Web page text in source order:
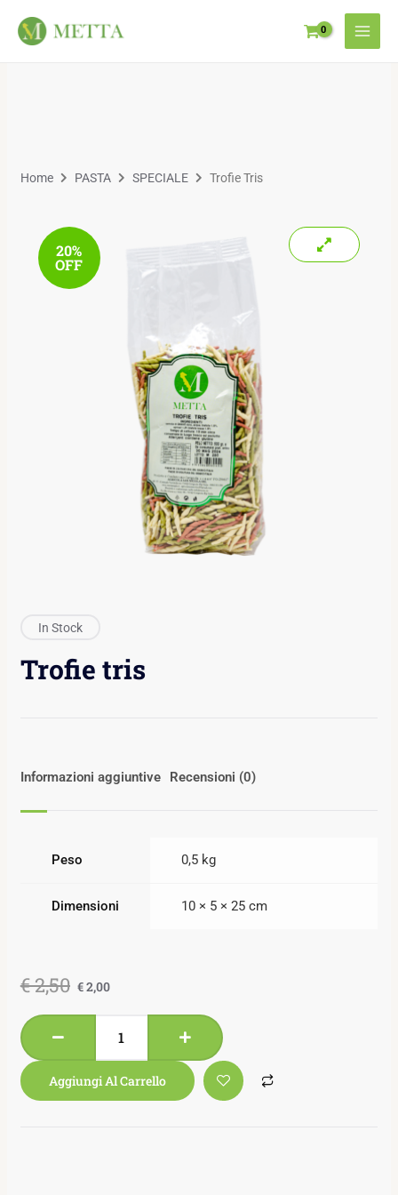
Home PASTA SPECIALE Trofie Tris
20%
OFF
In Stock
Trofie tris
Informazioni aggiuntive Recensioni (0)
Peso 0,5 kg
Dimensioni 10 × 5 × 25 cm
€2,50 €2,00
Aggiungi Al Carrello